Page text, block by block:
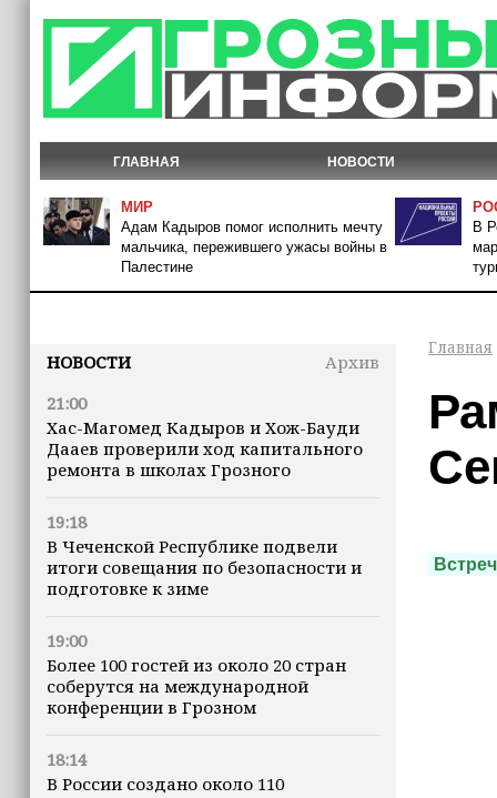
ГЛАВНАЯ НОВОСТИ
МИР
Адам Кадыров помог исполнить мечту
мальчика, пережившего ужасы войны в
Палестине
В
НОВОСТИ
Архив
21:00
Хас-Магомед Кадыров и Хож-Бауди
Дааев проверили ход капитального
ремонта в школах Грозного
19:18
В Чеченской Республике подвели
итоги совещания по безопасности и
подготовке к зиме
19:00
Более 100 гостей из около 20 стран
соберутся на международной
конференции в Грозном
18:14
В России создано около 110
Главная